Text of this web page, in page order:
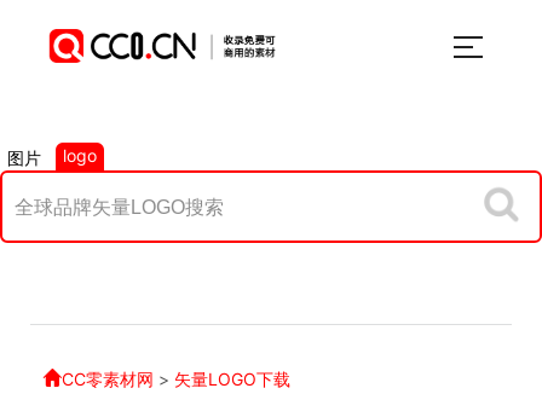
图片 logo
CC零素材网 > 矢量LOGO下载